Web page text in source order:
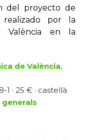
del proyecto de
realizado por la
València en la
de València,
1 · 25 € · castellà